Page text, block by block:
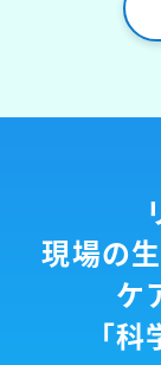
現場の
ケ
「